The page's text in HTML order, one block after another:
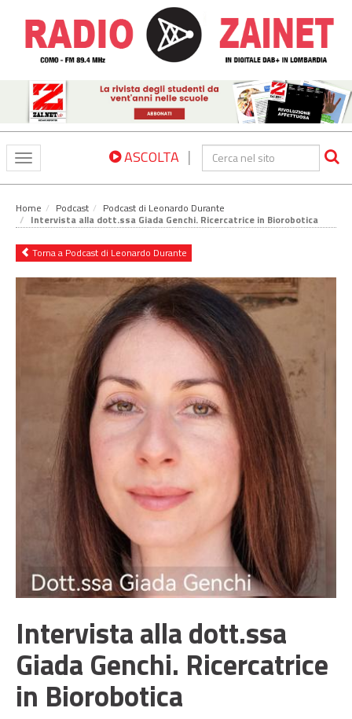
Toggle
navigation
ASCOLTA |
Home Podcast Podcast di Leonardo Durante
Intervista alla dott.ssa Giada Genchi. Ricercatrice in Biorobotica
Torna a Podcast di Leonardo Durante
Intervista alla dott.ssa
Giada Genchi. Ricercatrice
in Biorobotica